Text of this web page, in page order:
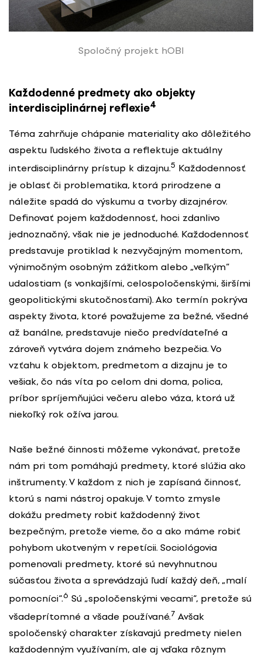
Spoločný projekt hOBI
Každodenné predmety ako objekty
interdisciplinárnej reflexie4
Téma zahrňuje chápanie materiality ako dôležitého
aspektu ľudského života a reflektuje aktuálny
interdisciplinárny prístup k dizajnu.5 Každodennosť
je oblasť či problematika, ktorá prirodzene a
náležite spadá do výskumu a tvorby dizajnérov.
Definovať pojem každodennosť, hoci zdanlivo
jednoznačný, však nie je jednoduché. Každodennosť
predstavuje protiklad k nezvyčajným momentom,
výnimočným osobným zážitkom alebo „veľkým”
udalostiam (s vonkajšími, celospoločenskými, širšími
geopolitickými skutočnosťami). Ako termín pokrýva
aspekty života, ktoré považujeme za bežné, všedné
až banálne, predstavuje niečo predvídateľné a
zároveň vytvára dojem známeho bezpečia. Vo
vzťahu k objektom, predmetom a dizajnu je to
vešiak, čo nás víta po celom dni doma, polica,
príbor spríjemňujúci večeru alebo váza, ktorá už
niekoľký rok ožíva jarou.
Naše bežné činnosti môžeme vykonávať, pretože
nám pri tom pomáhajú predmety, ktoré slúžia ako
inštrumenty. V každom z nich je zapísaná činnosť,
ktorú s nami nástroj opakuje. V tomto zmysle
dokážu predmety robiť každodenný život
bezpečným, pretože vieme, čo a ako máme robiť
pohybom ukotveným v repetícii. Sociológovia
pomenovali predmety, ktoré sú nevyhnutnou
súčasťou života a sprevádzajú ľudí každý deň, „malí
pomocníci“.6 Sú „spoločenskými vecami“, pretože sú
všadeprítomné a všade používané.7 Avšak
spoločenský charakter získavajú predmety nielen
každodenným využívaním, ale aj vďaka rôznym